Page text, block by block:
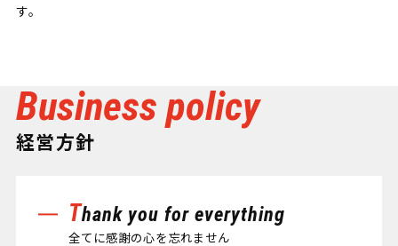
す。
経営方針
Thank you for everything
全てに感謝の心を忘れません